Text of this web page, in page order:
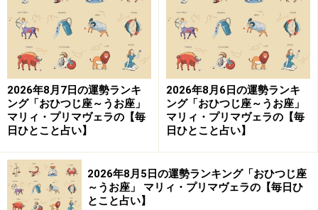
2026年8月7日の運勢ランキ
ング「おひつじ座～うお座」
マリィ・プリマヴェラの【毎
日ひとこと占い】
2026年8月6日の運勢ランキ
ング「おひつじ座～うお座」
マリィ・プリマヴェラの【毎
日ひとこと占い】
2026年8月5日の運勢ランキング「おひつじ座
～うお座」 マリィ・プリマヴェラの【毎日ひ
とこと占い】